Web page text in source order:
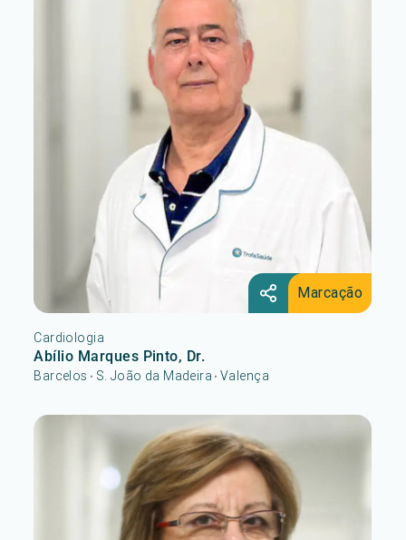
Marcação
Cardiologia
Abílio Marques Pinto, Dr.
Barcelos • S. João da Madeira • Valença